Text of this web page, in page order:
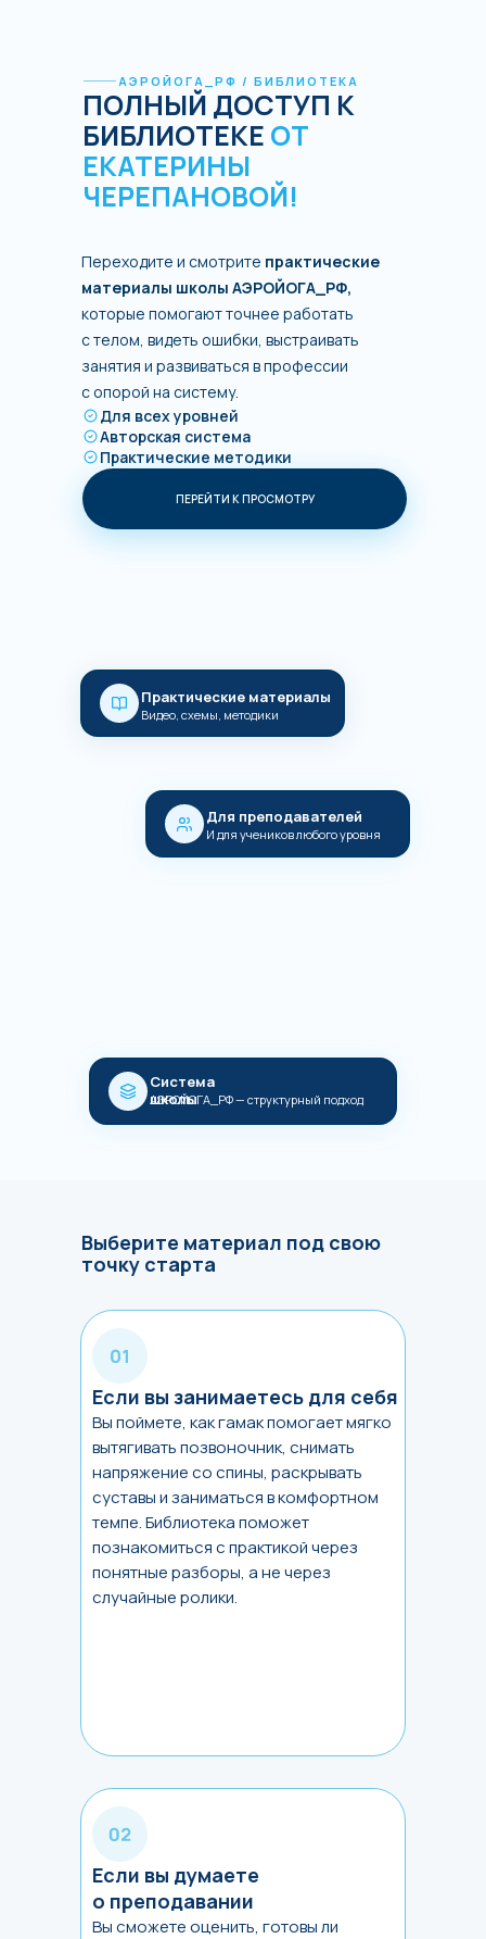
АЭРОЙОГА_РФ / БИБЛИОТЕКА
ПОЛНЫЙ ДОСТУП К
БИБЛИОТЕКЕ ОТ
ЕКАТЕРИНЫ
ЧЕРЕПАНОВОЙ!
Переходите и смотрите практические
материалы школы АЭРОЙОГА_РФ,
которые помогают точнее работать
с телом, видеть ошибки, выстраивать
занятия и развиваться в профессии
с опорой на систему.
Для всех уровней
Авторская система
Практические методики
ПЕРЕЙТИ К ПРОСМОТРУ
Практические материалы
Видео, схемы, методики
Для преподавателей
И для учеников любого уровня
Система
школы
АЭРОЙОГА_РФ — структурный подход
Выберите материал под свою
точку старта
Если вы думаете
о преподавании
Вы сможете оценить, готовы ли
Если вы занимаетесь для себя
Вы поймете, как гамак помогает мягко
вытягивать позвоночник, снимать
напряжение со спины, раскрывать
суставы и заниматься в комфортном
темпе. Библиотека поможет
познакомиться с практикой через
понятные разборы, а не через
случайные ролики.